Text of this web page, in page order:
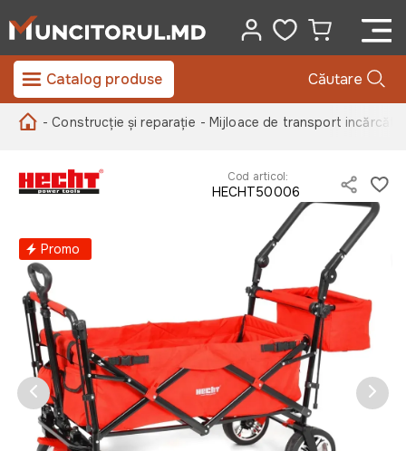
Catalog produse Căutare
- Construcție și reparație - Mijloace de transport
Cod articol:
HECHT50006
Promo